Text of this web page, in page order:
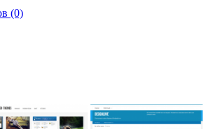
(0)